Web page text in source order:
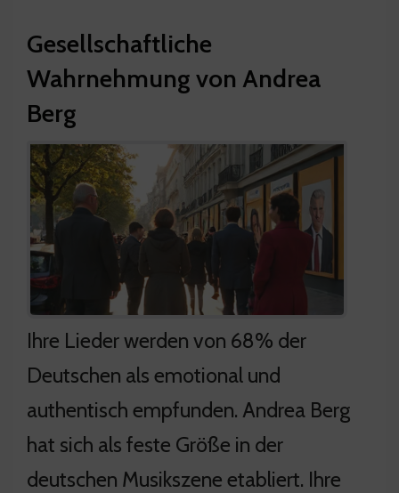
Gesellschaftliche
Wahrnehmung von Andrea
Berg
Ihre Lieder werden von 68% der
Deutschen als emotional und
authentisch empfunden. Andrea Berg
hat sich als feste Größe in der
deutschen Musikszene etabliert. Ihre